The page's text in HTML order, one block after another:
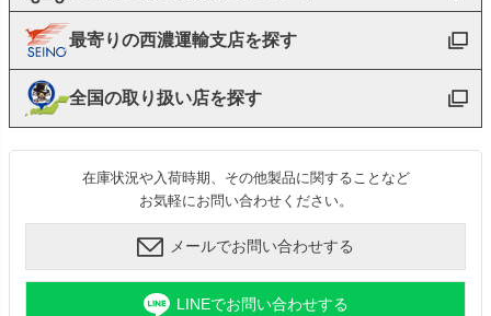
最寄りの西濃運輸支店を探す
全国の取り扱い店を探す
在庫状況や入荷時期、その他製品に関することなど
お気軽にお問い合わせください。
メールでお問い合わせする
LINEでお問い合わせする